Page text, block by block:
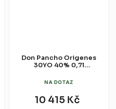
Don Pancho Origenes
30YO 40% 0,7l
NA DOTAZ
10 415 Kč